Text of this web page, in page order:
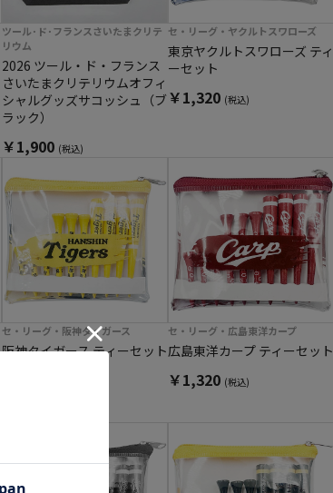
ツール･ド･フランスさいたまクリテ
リウム
2026 ツール・ド・フランス
さいたまクリテリウムオフィ
シャルグッズサコッシュ（ブ
ラック）
￥1,900 (税込)
セ・リーグ・ヤクルトスワローズ
東京ヤクルトスワローズ ティ
ーセット
￥1,320 (税込)
セ・リーグ・阪神タイガース
阪神タイガース ティーセット
セ・リーグ・広島東洋カープ
広島東洋カープ ティーセット
￥1,320 (税込)